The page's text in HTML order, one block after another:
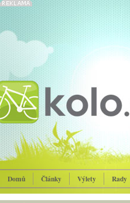
Domů Články Výlety Rady